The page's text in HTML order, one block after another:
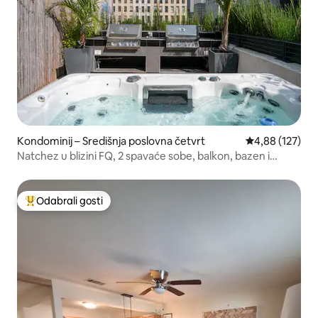
Kondominij – Središnja poslovna četvrt Prosječna
4,88 (127)
Natchez u blizini FQ, 2 spavaće sobe, balkon, bazen i
Među najviše rangiranima s oznakom „Odabrali gosti”
Odabrali gosti